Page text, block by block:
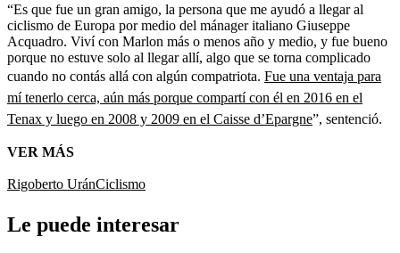
“Es que fue un gran amigo, la persona que me ayudó a llegar al
ciclismo de Europa por medio del mánager italiano Giuseppe
Acquadro. Viví con Marlon más o menos año y medio, y fue bueno
porque no estuve solo al llegar allí, algo que se torna complicado
cuando no contás allá con algún compatriota. Fue una ventaja para
mí tenerlo cerca, aún más porque compartí con él en 2016 en el
Tenax y luego en 2008 y 2009 en el Caisse d’Epargne”, sentenció.
VER MÁS
Rigoberto UránCiclismo
Le puede interesar